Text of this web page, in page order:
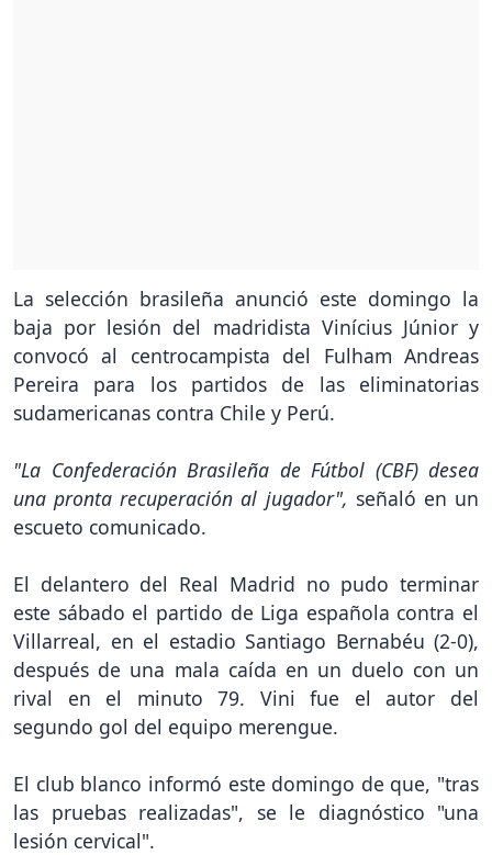
La selección brasileña anunció este domingo la
baja por lesión del madridista Vinícius Júnior y
convocó al centrocampista del Fulham Andreas
Pereira para los partidos de las eliminatorias
sudamericanas contra Chile y Perú.
"La Confederación Brasileña de Fútbol (CBF) desea
una pronta recuperación al jugador", señaló en un
escueto comunicado.
El delantero del Real Madrid no pudo terminar
este sábado el partido de Liga española contra el
Villarreal, en el estadio Santiago Bernabéu (2-0),
después de una mala caída en un duelo con un
rival en el minuto 79. Vini fue el autor del
segundo gol del equipo merengue.
El club blanco informó este domingo de que, "tras
las pruebas realizadas", se le diagnóstico "una
lesión cervical".